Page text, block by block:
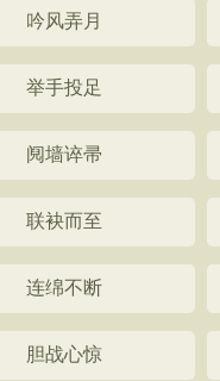
吟风弄月
举手投足
阋墙谇帚
联袂而至
连绵不断
胆战心惊